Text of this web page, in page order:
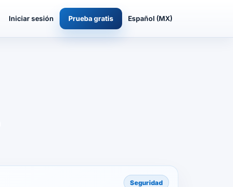
Iniciar sesión Prueba gratis Español (MX)
Seguridad